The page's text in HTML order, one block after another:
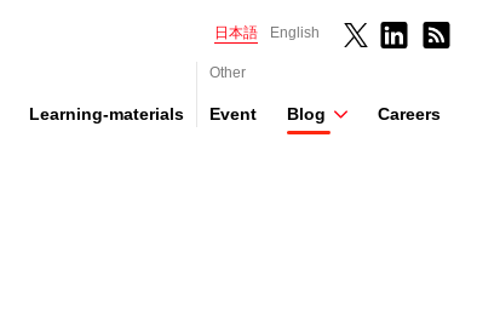
日本語 English
Learning-materials
Other
Event Blog Careers